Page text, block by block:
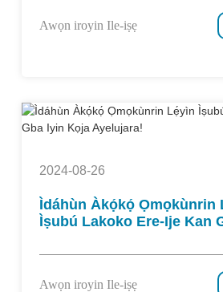
Awọn iroyin Ile-iṣẹ
2024-08-26
Ìdáhùn Àkọ́kọ́ Ọmọkùnrin
Ìṣubú Lakoko Ere-Ije Kan
Awọn iroyin Ile-iṣẹ